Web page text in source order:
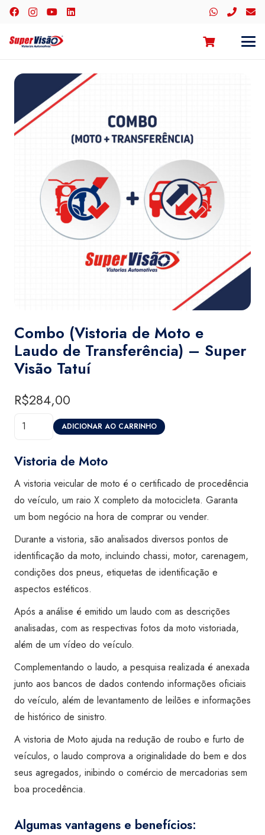
Combo (Vistoria de Moto e
Laudo de Transferência) – Super
Visão Tatuí
R$284,00
Combo
de
e
Laudo
de
Transferência)
-
Super
Visão
Tatuí
quantidade
ADICIONAR AO CARRINHO
Vistoria de Moto
A vistoria veicular de moto é o certificado de procedência
do veículo, um raio X completo da motocicleta. Garanta
um bom negócio na hora de comprar ou vender.
Durante a vistoria, são analisados diversos pontos de
identificação da moto, incluindo chassi, motor, carenagem,
condições dos pneus, etiquetas de identificação e
aspectos estéticos.
Após a análise é emitido um laudo com as descrições
analisadas, com as respectivas fotos da moto vistoriada,
além de um vídeo do veículo.
Complementando o laudo, a pesquisa realizada é anexada
junto aos bancos de dados contendo informações oficiais
do veículo, além de levantamento de leilões e informações
de histórico de sinistro.
A vistoria de Moto ajuda na redução de roubo e furto de
veículos, o laudo comprova a originalidade do bem e dos
seus agregados, inibindo o comércio de mercadorias sem
boa procedência.
Algumas vantagens e benefícios: